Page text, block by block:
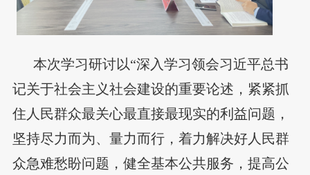
本次学习研讨以“深入学习领会习近平总书
记关于社会主义社会建设的重要论述，紧紧抓
住人民群众最关心最直接最现实的利益问题，
坚持尽力而为、量力而行，着力解决好人民群
众急难愁盼问题，健全基本公共服务，提高公